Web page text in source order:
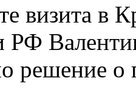
визита в
РФ
решение